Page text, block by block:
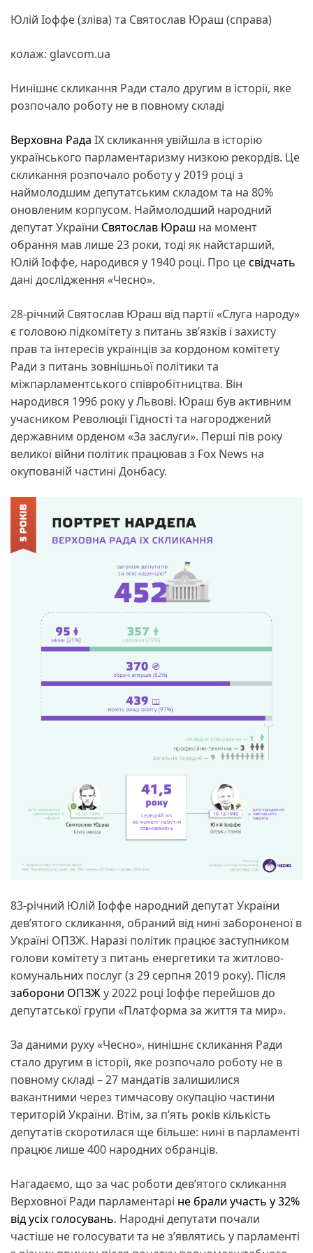
Юлій Іоффе (зліва) та Святослав Юраш (справа)
колаж: glavcom.ua
Нинішнє скликання Ради стало другим в історії, яке
розпочало роботу не в повному складі
Верховна Рада IX скликання увійшла в історію
українського парламентаризму низкою рекордів. Це
скликання розпочало роботу у 2019 році з
наймолодшим депутатським складом та на 80%
оновленим корпусом. Наймолодший народний
депутат України Святослав Юраш на момент
обрання мав лише 23 роки, тоді як найстарший,
Юлій Іоффе, народився у 1940 році. Про цесвідчать
дані дослідження «Чесно».
28-річний Святослав Юраш від партії «Слуга народу»
є головою підкомітету з питань зв’язків і захисту
прав та інтересів українців за кордоном комітету
Ради з питань зовнішньої політики та
міжпарламентського співробітництва. Він
народився 1996 року у Львові. Юраш був активним
учасником Революції Гідності та нагороджений
державним орденом «За заслуги». Перші пів року
великої війни політик працював з Fox News на
окупованій частині Донбасу.
83-річний Юлій Іоффе народний депутат України
дев’ятого скликання, обраний від нині забороненої в
Україні ОПЗЖ. Наразі політик працює заступником
голови комітету з питань енергетики та житлово-
комунальних послуг (з 29 серпня 2019 року). Після
заборони ОПЗЖу 2022 році Іоффе перейшов до
депутатської групи «Платформа за життя та мир».
За даними руху «Чесно», нинішнє скликання Ради
стало другим в історії, яке розпочало роботу не в
повному складі – 27 мандатів залишилися
вакантними через тимчасову окупацію частини
територій України. Втім, за п’ять років кількість
депутатів скоротилася ще більше: нині в парламенті
працює лише 400 народних обранців.
Нагадаємо, що за час роботи дев’ятого скликання
Верховної Ради парламентарі не брали участь у 32%
від усіх голосувань. Народні депутати почали
частіше не голосувати та не з’являтись у парламенті